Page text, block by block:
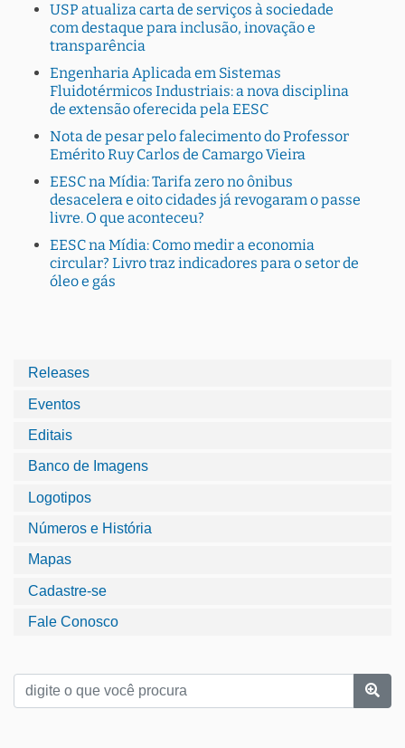
USP atualiza carta de serviços à sociedade
com destaque para inclusão, inovação e
transparência
Engenharia Aplicada em Sistemas
Fluidotérmicos Industriais: a nova disciplina
de extensão oferecida pela EESC
Nota de pesar pelo falecimento do Professor
Emérito Ruy Carlos de Camargo Vieira
EESC na Mídia: Tarifa zero no ônibus
desacelera e oito cidades já revogaram o passe
livre. O que aconteceu?
EESC na Mídia: Como medir a economia
circular? Livro traz indicadores para o setor de
óleo e gás
Releases
Eventos
Editais
Banco de Imagens
Logotipos
Números e História
Mapas
Cadastre-se
Fale Conosco